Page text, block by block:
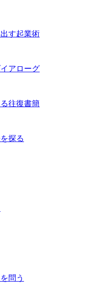
出す起業術
アローグ
往復書簡
探る
問う